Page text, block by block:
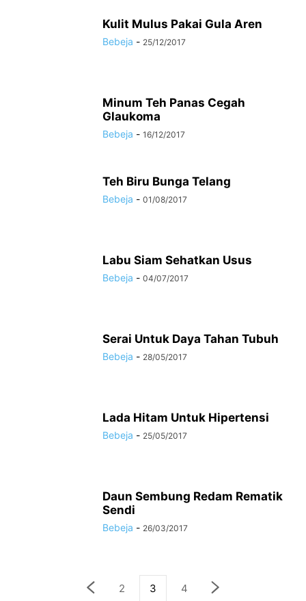
Kulit Mulus Pakai Gula Aren
Bebeja - 25/12/2017
Minum Teh Panas Cegah
Glaukoma
Bebeja - 16/12/2017
Teh Biru Bunga Telang
Bebeja - 01/08/2017
Labu Siam Sehatkan Usus
Bebeja - 04/07/2017
Serai Untuk Daya Tahan Tubuh
Bebeja - 28/05/2017
Lada Hitam Untuk Hipertensi
Bebeja - 25/05/2017
Daun Sembung Redam Rematik
Sendi
Bebeja - 26/03/2017
2 3 4